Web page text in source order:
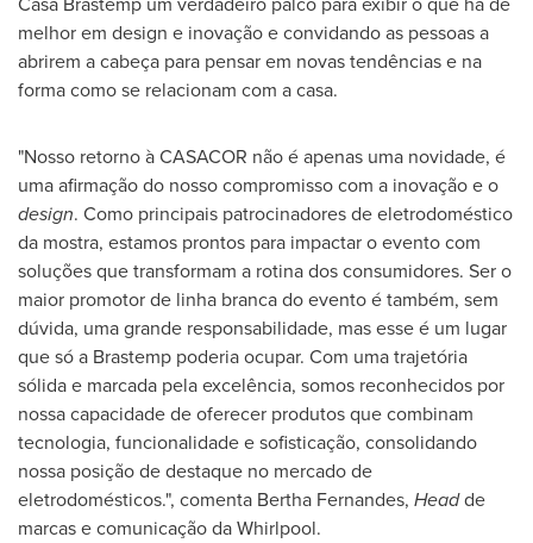
melhor em design e inovação e convidando as pessoas a
abrirem a cabeça para pensar em novas tendências e na
forma como se relacionam com a casa.
"Nosso retorno à CASACOR não é apenas uma novidade, é
uma afirmação do nosso compromisso com a inovação e o
design. Como principais patrocinadores de eletrodoméstico
da mostra, estamos prontos para impactar o evento com
soluções que transformam a rotina dos consumidores. Ser o
maior promotor de linha branca do evento é também, sem
dúvida, uma grande responsabilidade, mas esse é um lugar
que só a Brastemp poderia ocupar. Com uma trajetória
sólida e marcada pela excelência, somos reconhecidos por
nossa capacidade de oferecer produtos que combinam
tecnologia, funcionalidade e sofisticação, consolidando
nossa posição de destaque no mercado de
eletrodomésticos.", comenta Bertha Fernandes, Headde
marcas e comunicação da Whirlpool.